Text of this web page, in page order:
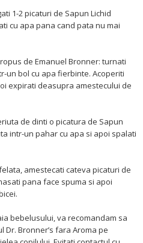
1-2 picaturi de Sapun Lichid
cu apa pana cand pata nu mai
de Emanuel Bronner: turnati
un bol cu apa fierbinte. Acoperiti
expirati deasupra amestecului de
de dinti o picatura de Sapun
intr-un pahar cu apa si apoi spalati
amestecati cateva picaturi de
pana face spuma si apoi
bebelusului, va recomandam sa
Bronner’s fara Aroma pe